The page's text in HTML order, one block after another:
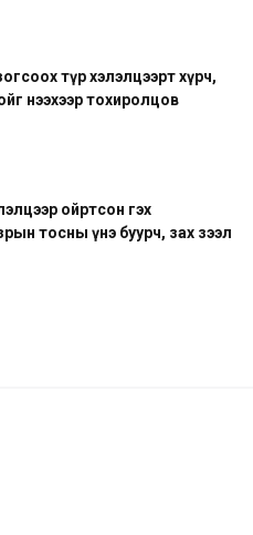
түр хэлэлцээрт хүрч,
нээхээр тохиролцов
ойртсон гэх
тосны үнэ буурч, зах зээл